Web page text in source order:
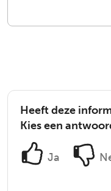
Heeft deze
Kies een
Ja